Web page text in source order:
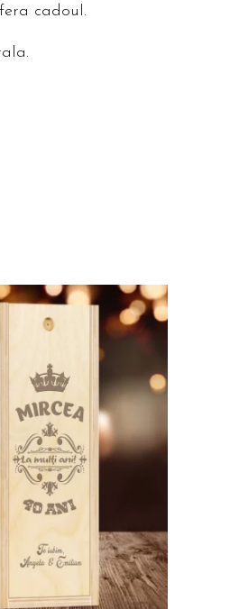
cadoul.